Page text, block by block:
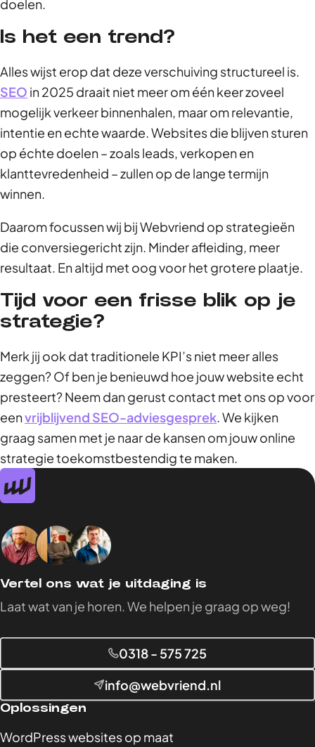
doelen.
Is het een trend?
Alles wijst erop dat deze verschuiving structureel is.
SEO in 2025 draait niet meer om één keer zoveel
mogelijk verkeer binnenhalen, maar om relevantie,
intentie en echte waarde. Websites die blijven sturen
op échte doelen – zoals leads, verkopen en
klanttevredenheid – zullen op de lange termijn
winnen.
Daarom focussen wij bij Webvriend op strategieën
die conversiegericht zijn. Minder afleiding, meer
resultaat. En altijd met oog voor het grotere plaatje.
Tijd voor een frisse blik op je
strategie?
Merk jij ook dat traditionele KPI’s niet meer alles
zeggen? Of ben je benieuwd hoe jouw website echt
presteert? Neem dan gerust contact met ons op voor
eenvrijblijvend SEO-adviesgesprek. We kijken
graag samen met je naar de kansen om jouw online
strategie toekomstbestendig te maken.
Vertel ons wat je uitdaging is
Laat wat van je horen. We helpen je graag op weg!
0318 - 575 725
info@webvriend.nl
Oplossingen
WordPress websites op maat